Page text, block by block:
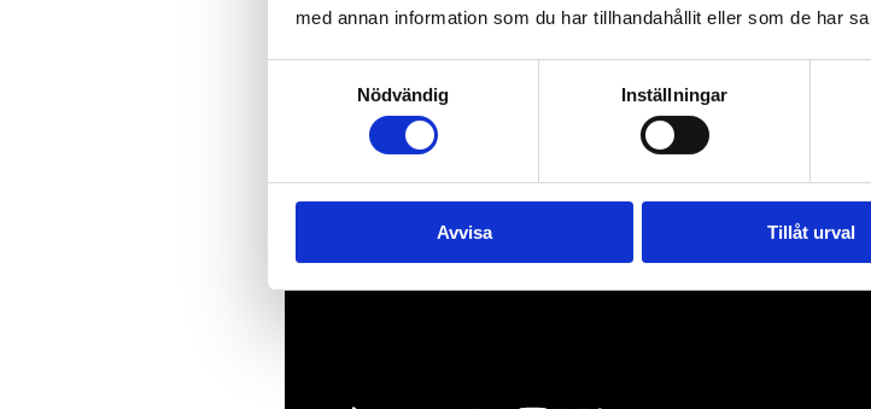
med annan information som du har tillhandahållit eller som de har
Nödvändig
Inställningar
Avvisa Tillåt urval